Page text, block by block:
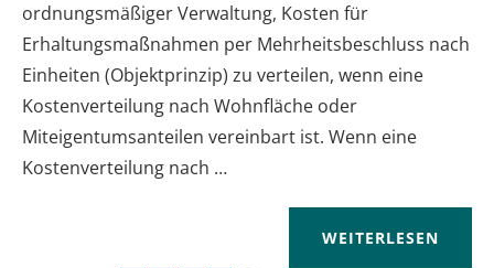
ordnungsmäßiger Verwaltung, Kosten für
Erhaltungsmaßnahmen per Mehrheitsbeschluss nach
Einheiten (Objektprinzip) zu verteilen, wenn eine
Kostenverteilung nach Wohnfläche oder
Miteigentumsanteilen vereinbart ist. Wenn eine
Kostenverteilung nach …
„BGH: ÄNDERUNG
WEITERLESEN